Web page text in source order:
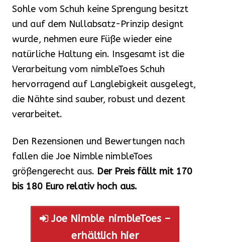
Sohle vom Schuh keine Sprengung besitzt
und auf dem Nullabsatz-Prinzip designt
wurde, nehmen eure Füße wieder eine
natürliche Haltung ein. Insgesamt ist die
Verarbeitung vom nimbleToes Schuh
hervorragend auf Langlebigkeit ausgelegt,
die Nähte sind sauber, robust und dezent
verarbeitet.
Den Rezensionen und Bewertungen nach
fallen die Joe Nimble nimbleToes
größengerecht aus. Der Preis fällt mit 170
bis 180 Euro relativ hoch aus.
Joe Nimble nimbleToes –
erhältlich hier